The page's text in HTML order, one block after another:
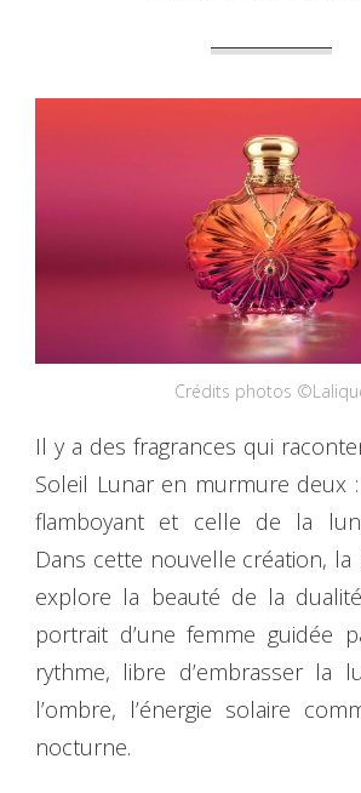
Crédits photos
Il y a des fragrances qui
Soleil Lunar en murmure deux
flamboyant et celle de la
Dans cette nouvelle création, la
explore la beauté de la
portrait d’une femme guidée
rythme, libre d’embrasser la
l’ombre, l’énergie solaire
nocturne.